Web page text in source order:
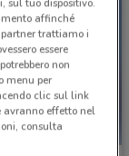
sul tuo dispositivo.
affinché
trattiamo i
essere
non
menu per
clic sul link
effetto nel
consulta